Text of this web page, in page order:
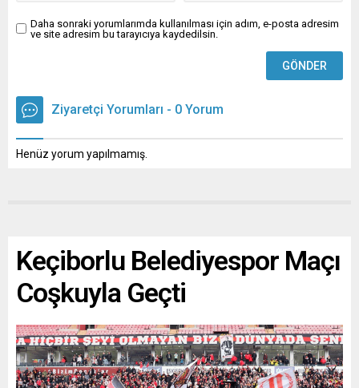
Daha sonraki yorumlarımda kullanılması için adım, e-posta adresim
ve site adresim bu tarayıcıya kaydedilsin.
Ziyaretçi Yorumları - 0 Yorum
Henüz yorum yapılmamış.
Keçiborlu Belediyespor Maçı
Coşkuyla Geçti